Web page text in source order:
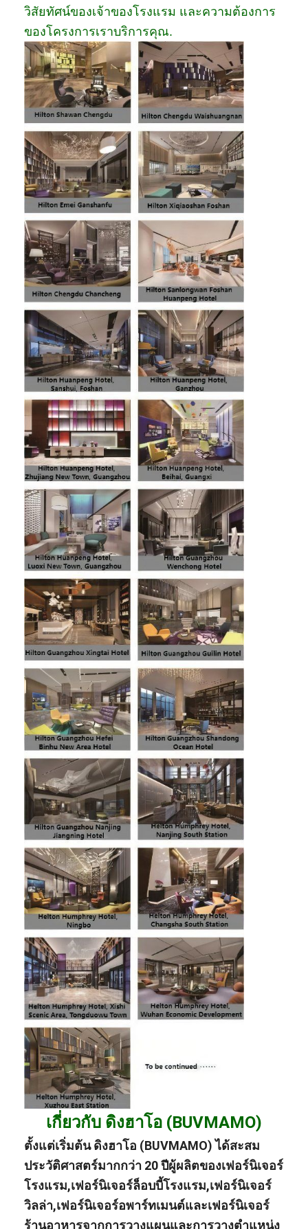
วิสัยทัศน์ของเจ้าของโรงแรม และความต้องการ
ของโครงการเราบริการคุณ.
เกี่ยวกับ ดิงฮาโอ (BUVMAMO)
ตั้งแต่เริ่มต้น ดิงฮาโอ (BUVMAMO) ได้สะสม
ประวัติศาสตร์มากกว่า 20 ปีผู้ผลิตของเฟอร์นิเจอร์
โรงแรม,เฟอร์นิเจอร์ล็อบบี้โรงแรม,เฟอร์นิเจอร์
วิลล่า,เฟอร์นิเจอร์อพาร์ทเมนต์และเฟอร์นิเจอร์
ร้านอาหารจากการวางแผนและการวางตําแหน่ง